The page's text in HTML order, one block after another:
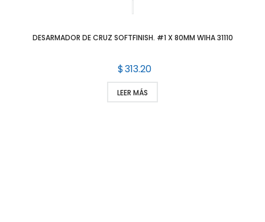
DESARMADOR DE CRUZ SOFTFINISH. #1 X 80MM WIHA 31110
$313.20
LEER MÁS